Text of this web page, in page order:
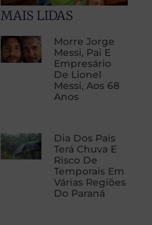
MAIS LIDAS
Morre Jorge
Messi, Pai E
Empresário
De Lionel
Messi, Aos 68
Anos
Dia Dos Pais
Terá Chuva E
Risco De
Temporais Em
Várias Regiões
Do Paraná